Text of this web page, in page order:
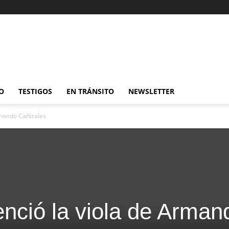
TESTIGOS EN TRÁNSITO NEWSLETTER
Cañizales
la viola de